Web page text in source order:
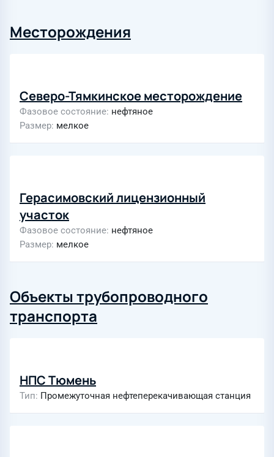
Месторождения
Северо-Тямкинское месторождение
Фазовое состояние нефтяное
Размер мелкое
Герасимовский лицензионный
участок
Фазовое состояние нефтяное
Размер мелкое
Объекты трубопроводного
транспорта
НПС Тюмень
Тип Промежуточная нефтеперекачивающая станция